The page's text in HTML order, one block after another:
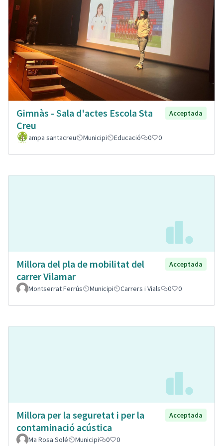
Gimnàs - Sala d'actes Escola Sta
Creu
Acceptada
ampa santacreu Municipi Educació 0 0
Millora del pla de mobilitat del
carrer Vilamar
Acceptada
Montserrat Ferrús Municipi Carrers i Vials 0 0
Millora per la seguretat i per la
contaminació acústica
Acceptada
Ma Rosa Solé Municipi 0 0